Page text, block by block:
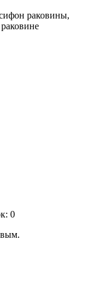
раковины,
0